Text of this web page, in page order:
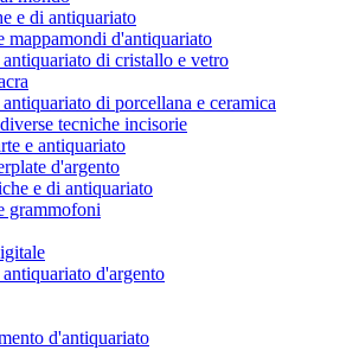
e di antiquariato
mappamondi d'antiquariato
di cristallo e vetro
di porcellana e ceramica
tecniche incisorie
e antiquariato
d'argento
e di antiquariato
grammofoni
d'argento
d'antiquariato